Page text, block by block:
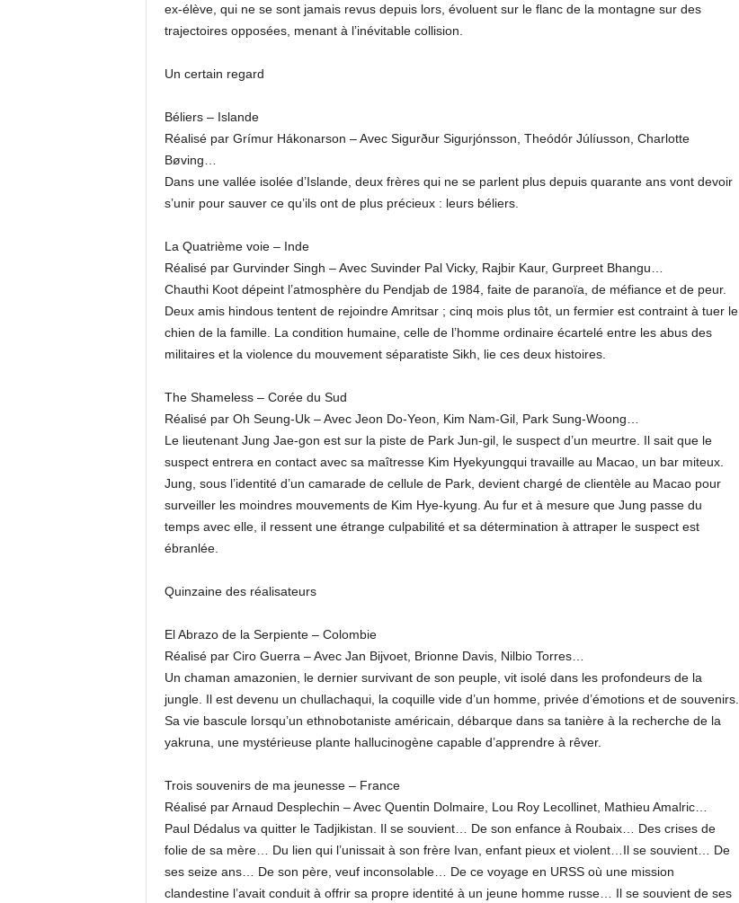
ex-élève, qui ne se sont jamais revus depuis lors, évoluent sur le flanc de la montagne sur des
trajectoires opposées, menant à l’inévitable collision.
Un certain regard
Béliers – Islande
Réalisé par Grímur Hákonarson – Avec Sigurður Sigurjónsson, Theódór Júlíusson, Charlotte
Bøving…
Dans une vallée isolée d’Islande, deux frères qui ne se parlent plus depuis quarante ans vont devoir
s’unir pour sauver ce qu’ils ont de plus précieux : leurs béliers.
La Quatrième voie – Inde
Réalisé par Gurvinder Singh – Avec Suvinder Pal Vicky, Rajbir Kaur, Gurpreet Bhangu…
Chauthi Koot dépeint l’atmosphère du Pendjab de 1984, faite de paranoïa, de méfiance et de peur.
Deux amis hindous tentent de rejoindre Amritsar ; cinq mois plus tôt, un fermier est contraint à tuer le
chien de la famille. La condition humaine, celle de l’homme ordinaire écartelé entre les abus des
militaires et la violence du mouvement séparatiste Sikh, lie ces deux histoires.
The Shameless – Corée du Sud
Réalisé par Oh Seung-Uk – Avec Jeon Do-Yeon, Kim Nam-Gil, Park Sung-Woong…
Le lieutenant Jung Jae-gon est sur la piste de Park Jun-gil, le suspect d’un meurtre. Il sait que le
suspect entrera en contact avec sa maîtresse Kim Hyekyungqui travaille au Macao, un bar miteux.
Jung, sous l’identité d’un camarade de cellule de Park, devient chargé de clientèle au Macao pour
surveiller les moindres mouvements de Kim Hye-kyung. Au fur et à mesure que Jung passe du
temps avec elle, il ressent une étrange culpabilité et sa détermination à attraper le suspect est
ébranlée.
Quinzaine des réalisateurs
El Abrazo de la Serpiente – Colombie
Réalisé par Ciro Guerra – Avec Jan Bijvoet, Brionne Davis, Nilbio Torres…
Un chaman amazonien, le dernier survivant de son peuple, vit isolé dans les profondeurs de la
jungle. Il est devenu un chullachaqui, la coquille vide d’un homme, privée d’émotions et de souvenirs.
Sa vie bascule lorsqu’un ethnobotaniste américain, débarque dans sa tanière à la recherche de la
yakruna, une mystérieuse plante hallucinogène capable d’apprendre à rêver.
Trois souvenirs de ma jeunesse – France
Réalisé par Arnaud Desplechin – Avec Quentin Dolmaire, Lou Roy Lecollinet, Mathieu Amalric…
Paul Dédalus va quitter le Tadjikistan. Il se souvient… De son enfance à Roubaix… Des crises de
folie de sa mère… Du lien qui l’unissait à son frère Ivan, enfant pieux et violent…Il se souvient… De
ses seize ans… De son père, veuf inconsolable… De ce voyage en URSS où une mission
clandestine l’avait conduit à offrir sa propre identité à un jeune homme russe… Il se souvient de ses